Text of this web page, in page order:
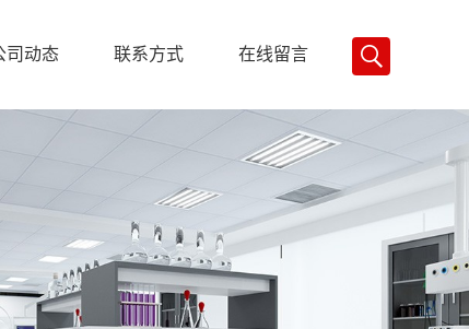
司动态 联系方式 在线留言